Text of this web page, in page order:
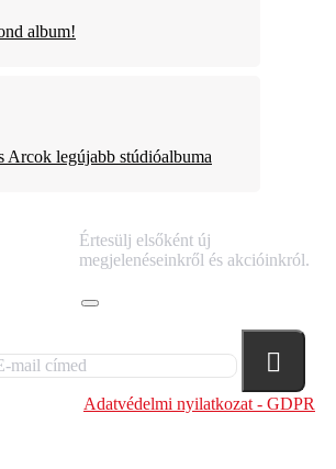
album!
Arcok legújabb stúdióalbuma
Értesülj elsőként új
megjelenéseinkről és akcióinkról.
Adatvédelmi nyilatkozat - GDPR